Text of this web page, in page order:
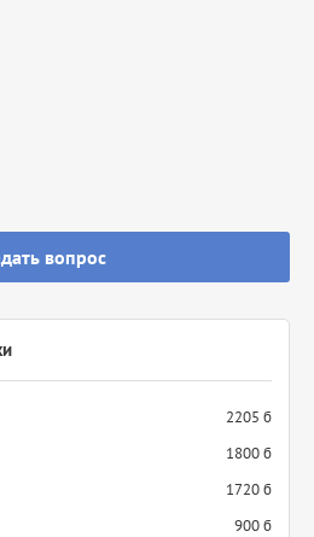
вопрос
2205 б
1800 б
1720 б
900 б